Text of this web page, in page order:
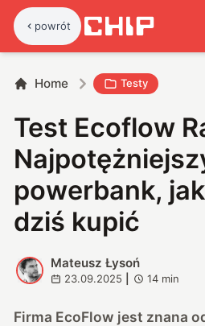
powrót
Home Testy
Test Ecoflow
powerbank,
dziś kupić
M
Mateusz Łysoń
23.09.2025 14 min
Firma EcoFlow jest znana